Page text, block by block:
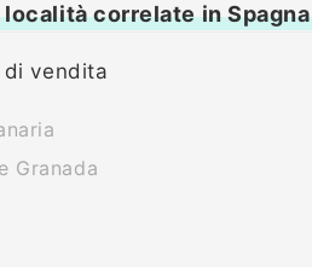
località correlate in Spagna
vendita
Granada